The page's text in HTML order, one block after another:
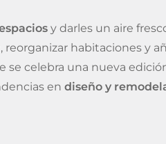
y darles un aire
habitaciones y
celebra una nueva
en diseño y